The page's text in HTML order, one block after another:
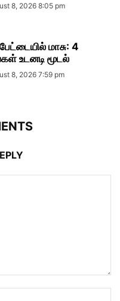
8, 2026 8:05 pm
மாசு: 4
உடனடி மூடல்
8, 2026 7:59 pm